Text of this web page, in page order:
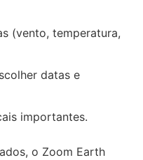
(vento, temperatura,
datas e
importantes.
o Zoom Earth